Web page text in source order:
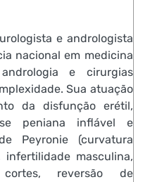
e andrologista
nacional em medicina
e cirurgias
Sua atuação
da disfunção erétil,
peniana inflável e
Peyronie (curvatura
infertilidade masculina,
reversão de